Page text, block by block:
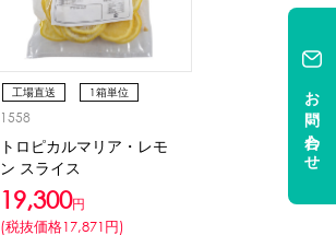
工場直送
1箱単位
冷凍
1558
トロピカルマリア・レモ
ン スライス
19,300円
(税抜価格17,871円)
お問い合わせ